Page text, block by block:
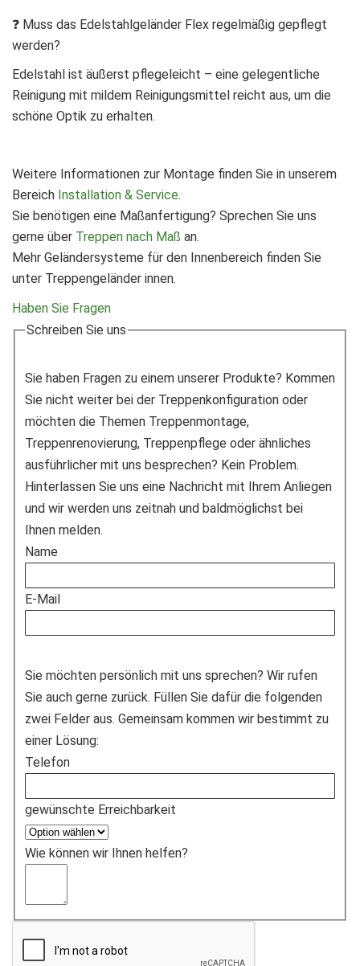
❓ Muss das Edelstahlgeländer Flex regelmäßig gepflegt
werden?
Edelstahl ist äußerst pflegeleicht – eine gelegentliche
Reinigung mit mildem Reinigungsmittel reicht aus, um die
schöne Optik zu erhalten.
Weitere Informationen zur Montage finden Sie in unserem
Bereich Installation & Service.
Sie benötigen eine Maßanfertigung? Sprechen Sie uns
gerne über Treppen nach Maß an.
Mehr Geländersysteme für den Innenbereich finden Sie
unter Treppengeländer innen.
Haben Sie Fragen
Schreiben Sie uns
Sie haben Fragen zu einem unserer Produkte? Kommen
Sie nicht weiter bei der Treppenkonfiguration oder
möchten die Themen Treppenmontage,
Treppenrenovierung, Treppenpflege oder ähnliches
ausführlicher mit uns besprechen? Kein Problem.
Hinterlassen Sie uns eine Nachricht mit Ihrem Anliegen
und wir werden uns zeitnah und baldmöglichst bei
Ihnen melden.
Name
E-Mail
Sie möchten persönlich mit uns sprechen? Wir rufen
Sie auch gerne zurück. Füllen Sie dafür die folgenden
zwei Felder aus. Gemeinsam kommen wir bestimmt zu
einer Lösung:
Telefon
gewünschte Erreichbarkeit
Wie können wir Ihnen helfen?